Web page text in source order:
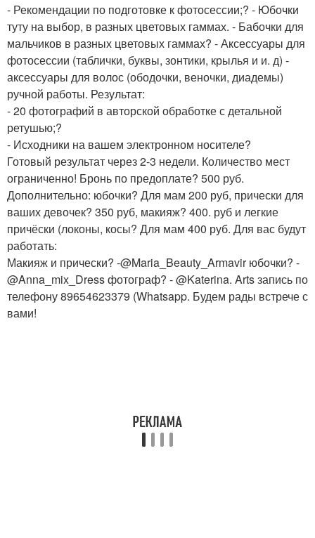
- Рекомендации по подготовке к фотосессии;? - Юбочки
туту на выбор, в разных цветовых гаммах. - Бабочки для
мальчиков в разных цветовых гаммах? - Аксессуары для
фотосессии (таблички, буквы, зонтики, крылья и и. д) -
аксессуары для волос (ободочки, веночки, диадемы)
ручной работы. Результат:
- 20 фотографий в авторской обработке с детальной
ретушью;?
- Исходники на вашем электронном носителе?
Готовый результат через 2-3 недели. Количество мест
ограниченно! Бронь по предоплате? 500 руб.
Дополнительно: юбочки? Для мам 200 руб, прически для
ваших девочек? 350 руб, макияж? 400. руб и легкие
причёски (локоны, косы? Для мам 400 руб. Для вас будут
работать:
Макияж и прически? -@Maria_Beauty_Armavir юбочки? -
@Anna_mix_Dress фотограф? - @Katerina. Arts запись по
телефону 89654623379 (Whatsapp. Будем рады встрече с
вами!